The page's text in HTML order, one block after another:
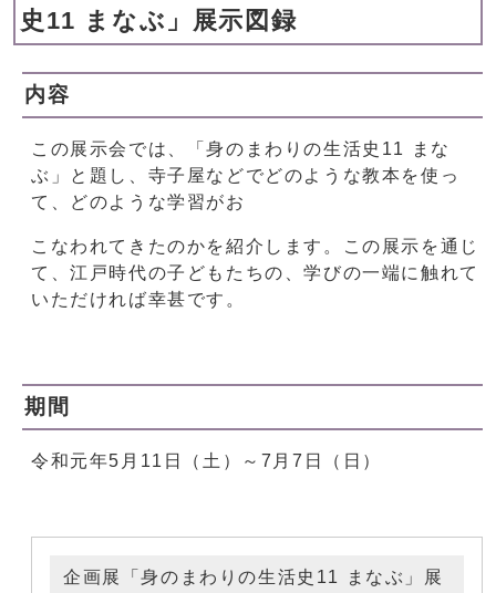
史11 まなぶ」展示図録
内容
この展示会では、「身のまわりの生活史11 まな
ぶ」と題し、寺子屋などでどのような教本を使っ
て、どのような学習がお
こなわれてきたのかを紹介します。この展示を通じ
て、江戸時代の子どもたちの、学びの一端に触れて
いただければ幸甚です。
期間
令和元年5月11日（土）～7月7日（日）
企画展「身のまわりの生活史11 まなぶ」展